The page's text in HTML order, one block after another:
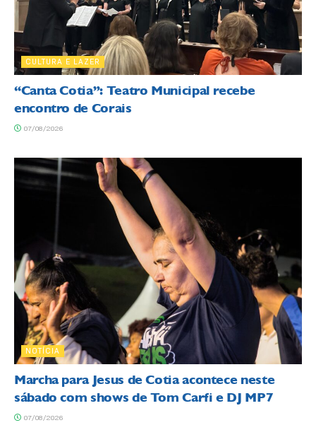
CULTURA E LAZER
“Canta Cotia”: Teatro Municipal recebe
encontro de Corais
07/08/2026
NOTÍCIA
Marcha para Jesus de Cotia acontece neste
sábado com shows de Tom Carfi e DJ MP7
07/08/2026